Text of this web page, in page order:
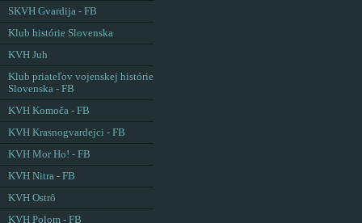
SKVH Gvardija - FB
Klub histórie Slovenska
KVH Juh
Klub priateľov vojenskej histórie
Slovenska - FB
KVH Komoča - FB
KVH Krasnogvardejci - FB
KVH Mor Ho! - FB
KVH Nitra - FB
KVH Ostrô
KVH Polom - FB